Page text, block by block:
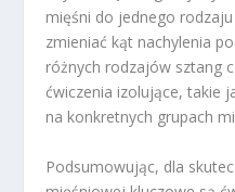
mięśni do jednego rodzaju
zmieniać kąt nachylenia
różnych rodzajów sztang
ćwiczenia izolujące, takie
na konkretnych grupach
Podsumowując, dla